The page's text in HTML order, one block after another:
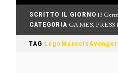
SCRITTO IL GIORNO 13
CATEGORIA GAMES,
TAG